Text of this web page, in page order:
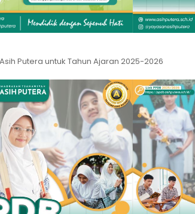
Putera untuk Tahun Ajaran 2025-2026